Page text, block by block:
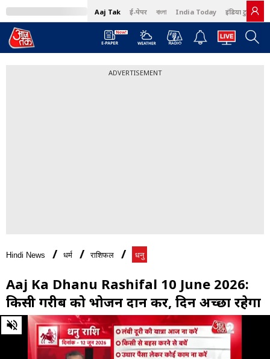
Aaj Tak ई-पेपर বাংলা India Today इंडिया टुडे हिंदी
ADVERTISEMENT
Hindi News धर्म राशिफल धनु
Aaj Ka Dhanu Rashifal 10 June 2026:
किसी गरीब को भोजन दान करें, दिन अच्छा रहेगा
0
of
minute,